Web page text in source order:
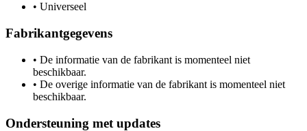
• Universeel
Fabrikantgegevens
• De informatie van de fabrikant is momenteel niet
beschikbaar.
• De overige informatie van de fabrikant is momenteel niet
beschikbaar.
Ondersteuning met updates